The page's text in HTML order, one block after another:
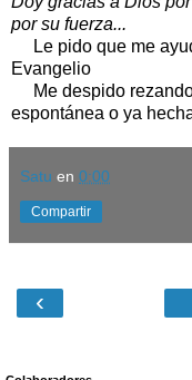
por su fuerza...
Le pido que me
Evangelio
Me despido rezando
espontánea o ya
Satu en 0:00
Compartir
‹